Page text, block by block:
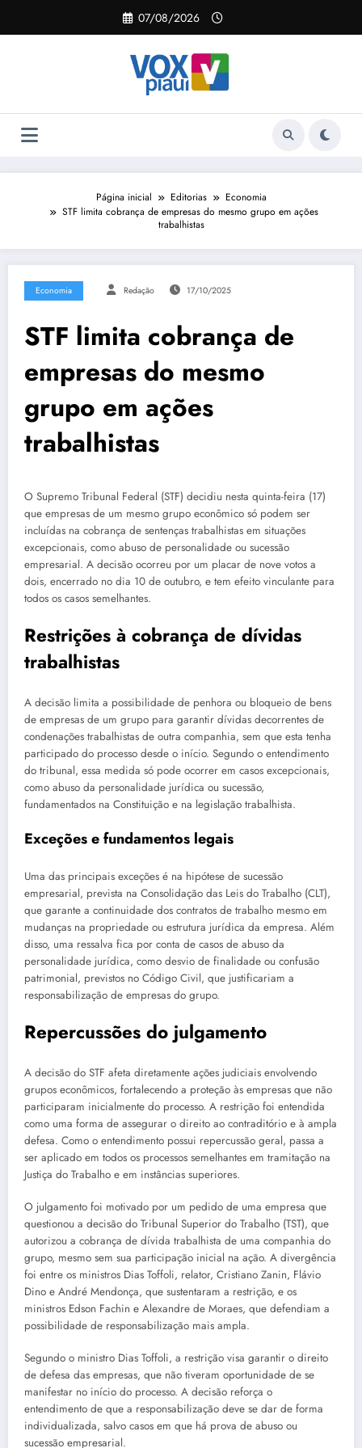
o
07/08/2026
Página inicial Editorias
Economia
STF limita cobrança de empresas do mesmo grupo em ações
trabalhistas
Economia Redação 17/10/2025
STF limita cobrança de
empresas do mesmo
grupo em ações
trabalhistas
O Supremo Tribunal Federal (STF) decidiu nesta quinta-feira (17)
que empresas de um mesmo grupo econômico só podem ser
incluídas na cobrança de sentenças trabalhistas em situações
excepcionais, como abuso de personalidade ou sucessão
empresarial. A decisão ocorreu por um placar de nove votos a
dois, encerrado no dia 10 de outubro, e tem efeito vinculante para
todos os casos semelhantes.
Restrições à cobrança de dívidas
trabalhistas
A decisão limita a possibilidade de penhora ou bloqueio de bens
de empresas de um grupo para garantir dívidas decorrentes de
condenações trabalhistas de outra companhia, sem que esta tenha
participado do processo desde o início. Segundo o entendimento
do tribunal, essa medida só pode ocorrer em casos excepcionais,
como abuso da personalidade jurídica ou sucessão,
fundamentados na Constituição e na legislação trabalhista.
Exceções e fundamentos legais
Uma das principais exceções é na hipótese de sucessão
empresarial, prevista na Consolidação das Leis do Trabalho (CLT),
que garante a continuidade dos contratos de trabalho mesmo em
mudanças na propriedade ou estrutura jurídica da empresa. Além
disso, uma ressalva fica por conta de casos de abuso da
personalidade jurídica, como desvio de finalidade ou confusão
patrimonial, previstos no Código Civil, que justificariam a
responsabilização de empresas do grupo.
Repercussões do julgamento
A decisão do STF afeta diretamente ações judiciais envolvendo
grupos econômicos, fortalecendo a proteção às empresas que não
participaram inicialmente do processo. A restrição foi entendida
como uma forma de assegurar o direito ao contraditório e à ampla
defesa. Como o entendimento possui repercussão geral, passa a
ser aplicado em todos os processos semelhantes em tramitação na
Justiça do Trabalho e em instâncias superiores.
O julgamento foi motivado por um pedido de uma empresa que
questionou a decisão do Tribunal Superior do Trabalho (TST), que
autorizou a cobrança de dívida trabalhista de uma companhia do
grupo, mesmo sem sua participação inicial na ação. A divergência
foi entre os ministros Dias Toffoli, relator, Cristiano Zanin, Flávio
Dino e André Mendonça, que sustentaram a restrição, e os
ministros Edson Fachin e Alexandre de Moraes, que defendiam a
possibilidade de responsabilização mais ampla.
Segundo o ministro Dias Toffoli, a restrição visa garantir o direito
de defesa das empresas, que não tiveram oportunidade de se
manifestar no início do processo. A decisão reforça o
entendimento de que a responsabilização deve se dar de forma
individualizada, salvo casos em que há prova de abuso ou
sucessão empresarial.